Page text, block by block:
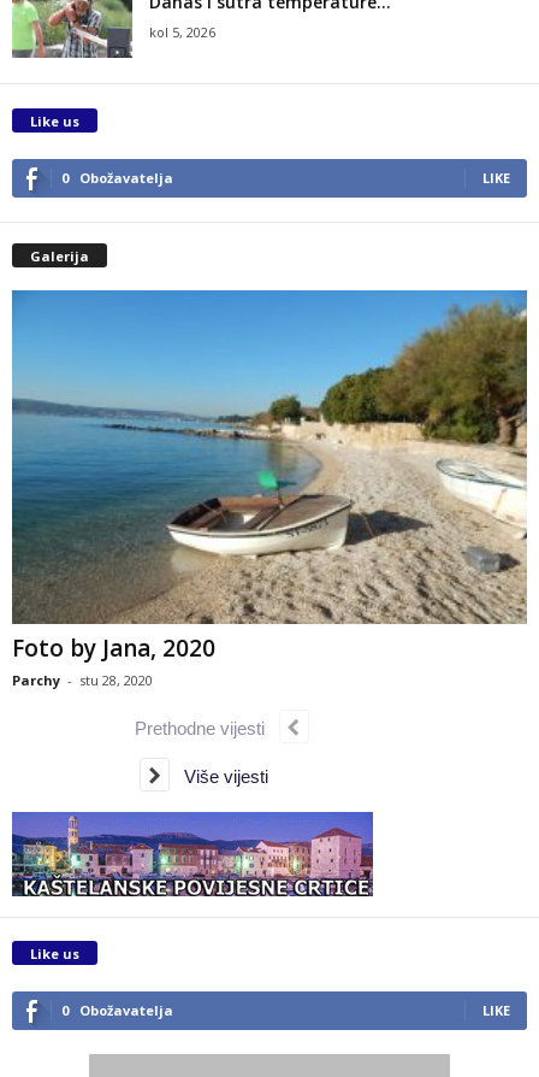
kol 5, 2026
Like us
0 Obožavatelja LIKE
Galerija
Foto by Jana, 2020
Parchy - stu 28, 2020
Prethodne vijesti
Više vijesti
Like us
0 Obožavatelja LIKE